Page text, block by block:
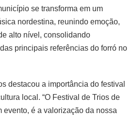
se transforma em um
nordestina, reunindo emoção,
alto nível, consolidando
principais referências do forró no
destacou a importância do festival
local. “O Festival de Trios de
evento, é a valorização da nossa